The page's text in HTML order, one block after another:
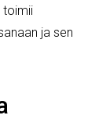
toimii
ja sen